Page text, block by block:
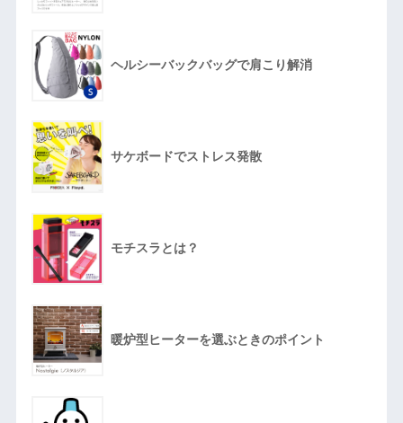
ヘルシーバックバッグで肩こり解消
サケボードでストレス発散
モチスラとは？
暖炉型ヒーターを選ぶときのポイント